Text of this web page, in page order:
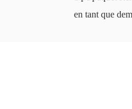
en tant que